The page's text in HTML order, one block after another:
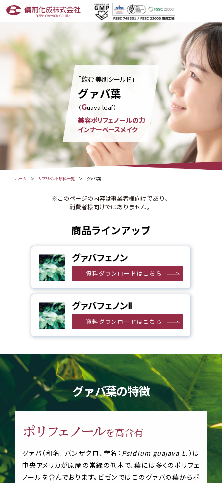
「飲む 美肌シールド」
グァバ葉
（Guava leaf）
美容ポリフェノールの力
インナーベースメイク
ホーム サプリメント原料一覧 グァバ葉
※このページの内容は事業者様向けであり、
消費者様向けではありません。
商品ラインアップ
グァバフェノン
資料ダウンロードはこちら
グァバフェノンⅡ
資料ダウンロードはこちら
グァバ葉の特徴
ポリフェノールを高含有
グァバ（和名: バンザクロ、学名： Psidium guajava L.）は
中央アメリカが原産の常緑の低木で、葉には多くのポリフェ
ノールを含んでおります。ビゼンではこのグァバの葉からポ